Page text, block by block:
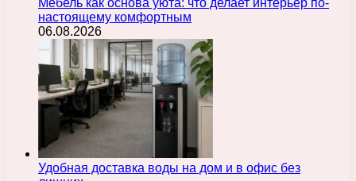
настоящему комфортным
06.08.2026
Удобная доставка воды на дом и в офис без